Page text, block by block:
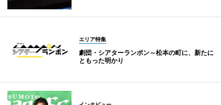
エリア特集
劇団・シアターランポン～松本の町に、新たに
ともった明かり